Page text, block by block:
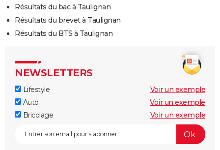
Résultats du bac à Taulignan
Résultats du brevet à Taulignan
Résultats du BTS à Taulignan
NEWSLETTERS
Lifestyle
Voir un exemple
Auto
Voir un exemple
Bricolage
Voir un exemple